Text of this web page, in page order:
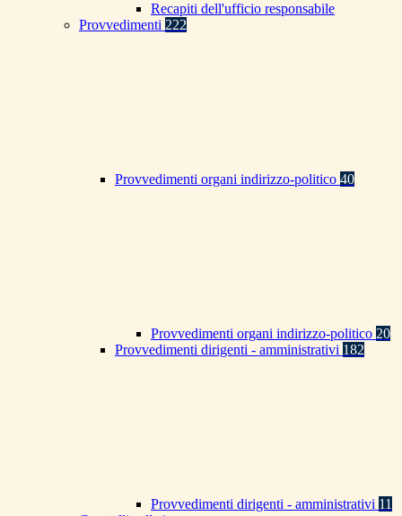
Recapiti dell'ufficio responsabile
Provvedimenti 222
Provvedimenti organi indirizzo-politico 40
Provvedimenti organi indirizzo-politico 20
Provvedimenti dirigenti - amministrativi 182
Provvedimenti dirigenti - amministrativi 11